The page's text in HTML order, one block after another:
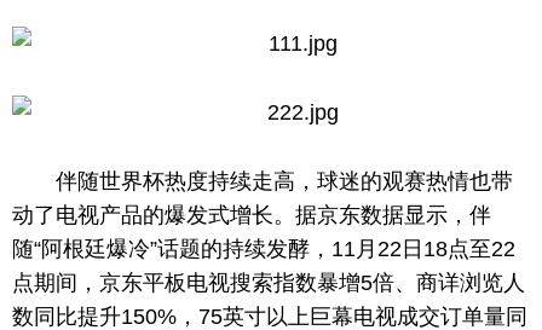
伴随世界杯热度持续走高，球迷的观赛热情也带
动了电视产品的爆发式增长。据京东数据显示，伴
随“阿根廷爆冷”话题的持续发酵，11月22日18点至22
点期间，京东平板电视搜索指数暴增5倍、商详浏览人
数同比提升150%，75英寸以上巨幕电视成交订单量同